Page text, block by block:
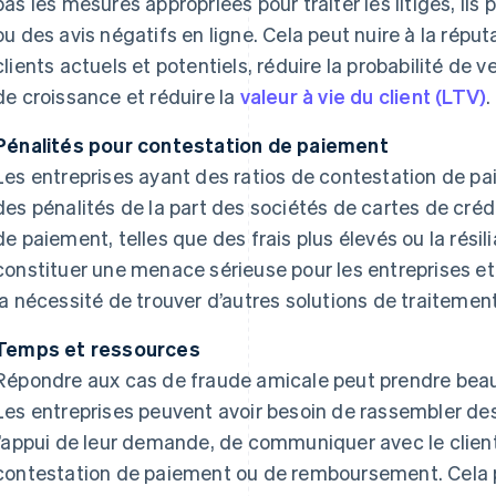
des avis négatifs en ligne. Cela peut nuire à la
actuels et potentiels, réduire la probabilité de
croissance et réduire la valeur à vie du client (LTV).
pour contestation de paiement
entreprises ayant des ratios de contestation de
pénalités de la part des sociétés de cartes de
paiement, telles que des frais plus élevés ou la
une menace sérieuse pour les entreprises
nécessité de trouver d’autres solutions de
et ressources
aux cas de fraude amicale peut prendre
entreprises peuvent avoir besoin de rassembler
de leur demande, de communiquer avec le
de paiement ou de remboursement.